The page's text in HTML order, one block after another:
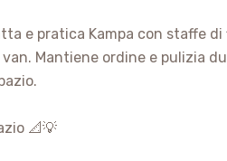
e pratica Kampa con staffe di
van. Mantiene ordine e pulizia
📐💡